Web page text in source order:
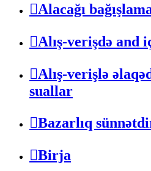
Alacağı
Alış-verişdə and
Alış-verişlə
suallar
Bazarlıq
Birja